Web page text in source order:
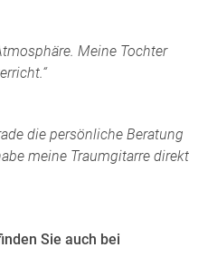
Meine Tochter
die persönliche Beratung
meine Traumgitarre direkt
Sie auch bei